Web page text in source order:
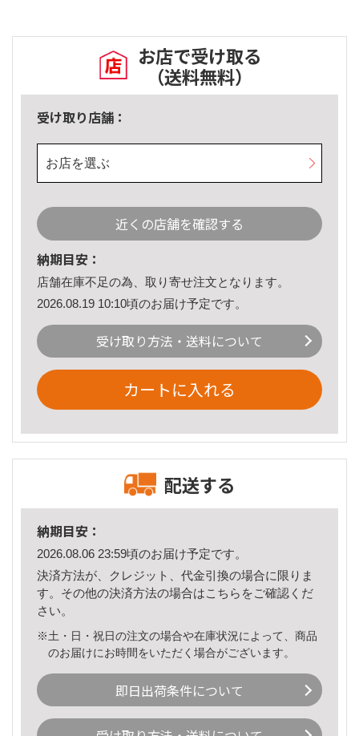
お店で受け取る
（送料無料）
受け取り店舗：
お店を選ぶ
近くの店舗を確認する
納期目安：
店舗在庫不足の為、取り寄せ注文となります。
2026.08.19 10:10頃のお届け予定です。
受け取り方法・送料について
カートに入れる
配送する
納期目安：
2026.08.06 23:59頃のお届け予定です。
決済方法が、クレジット、代金引換の場合に限りま
す。その他の決済方法の場合はこちら をご確認くだ
さい。
※土・日・祝日の注文の場合や在庫状況によって、商品
のお届けにお時間をいただく場合がございます。
即日出荷条件について